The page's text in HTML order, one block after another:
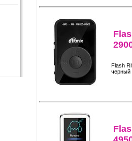
Flash
черный